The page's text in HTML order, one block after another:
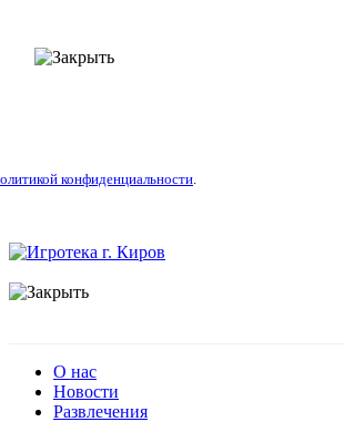
конфиденциальности.
О нас
Новости
Развлечения